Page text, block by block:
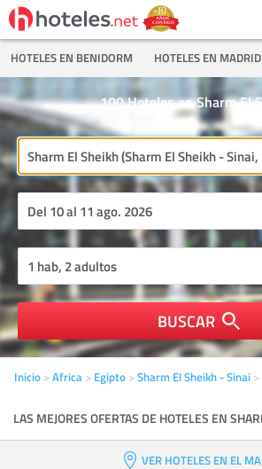
HOTELES EN BENIDORM HOTELES EN MADRID
Hoteles en Sharm El
100
BUSCAR
Inicio Africa Egipto Sharm El Sheikh - Sinai
LAS MEJORES OFERTAS DE HOTELES EN
VER HOTELES EN EL